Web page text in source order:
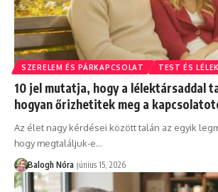
SZERELEM ÉS PÁRKAPCSOLAT TEST ÉS LÉLEK
10 jel mutatja, hogy a lélektársaddal
hogyan őrizhetitek meg a
Az élet nagy kérdései között talán az egyik
hogy megtaláljuk-e…
Balogh Nóra június 15, 2026